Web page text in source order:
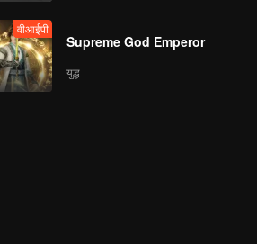
वीआईपी
Supreme God Emperor
युद्ध